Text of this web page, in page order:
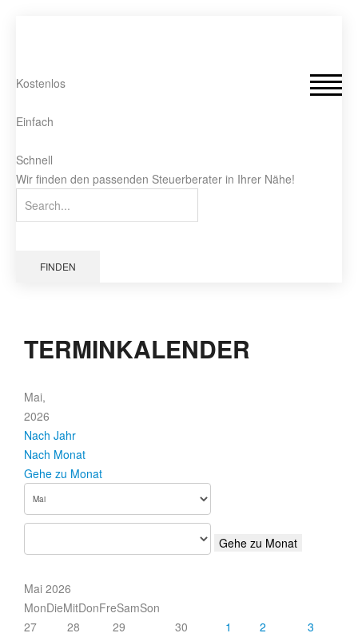
Kostenlos
Einfach
Schnell
Wir finden den passenden Steuerberater in Ihrer Nähe!
FINDEN
TERMINKALENDER
Mai,
2026
Nach Jahr
Nach Monat
Gehe zu Monat
Gehe zu Monat
Mai 2026
MonDieMitDonFreSamSon
27
28 29 30
1
2
3